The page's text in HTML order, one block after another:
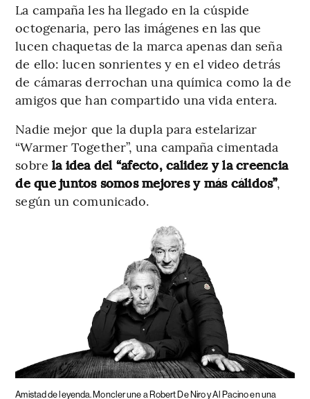
La campaña les ha llegado en la cúspide
octogenaria, pero las imágenes en las que
lucen chaquetas de la marca apenas dan seña
de ello: lucen sonrientes y en el video detrás
de cámaras derrochan una química como la de
amigos que han compartido una vida entera.
Nadie mejor que la dupla para estelarizar
“Warmer Together”, una campaña cimentada
sobre la idea del “afecto, calidez y la creencia
de que juntos somos mejores y más cálidos”,
según un comunicado.
Amistad de leyenda. Moncler une a Robert De Niro y Al Pacino en una